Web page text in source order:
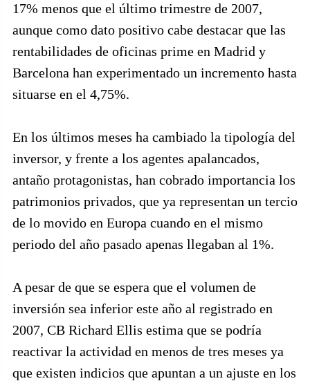
17% menos que el último trimestre de 2007,
aunque como dato positivo cabe destacar que las
rentabilidades de oficinas prime en Madrid y
Barcelona han experimentado un incremento hasta
situarse en el 4,75%.
En los últimos meses ha cambiado la tipología del
inversor, y frente a los agentes apalancados,
antaño protagonistas, han cobrado importancia los
patrimonios privados, que ya representan un tercio
de lo movido en Europa cuando en el mismo
periodo del año pasado apenas llegaban al 1%.
A pesar de que se espera que el volumen de
inversión sea inferior este año al registrado en
2007, CB Richard Ellis estima que se podría
reactivar la actividad en menos de tres meses ya
que existen indicios que apuntan a un ajuste en los